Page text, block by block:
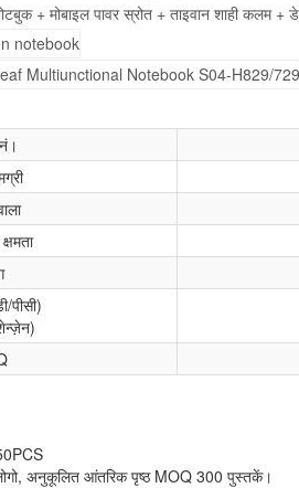
+ मोबाइल पावर स्रोत + ताइवान शाही कलम +
पीसी)
अनुकूलित आंतरिक पृष्ठ MOQ 300 पुस्तकें।